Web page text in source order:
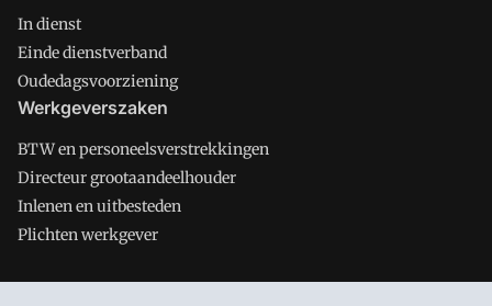
In dienst
Einde dienstverband
Oudedagsvoorziening
Werkgeverszaken
BTW en personeelsverstrekkingen
Directeur grootaandeelhouder
Inlenen en uitbesteden
Plichten werkgever